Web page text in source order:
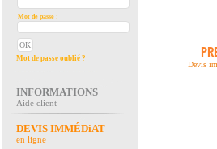
Mot de passe :
Mot de passe oublié ?
INFORMATIONS
Aide client
DEVIS IMMÉDiAT
en ligne
Devis